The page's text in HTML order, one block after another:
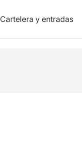
Cartelera y entradas